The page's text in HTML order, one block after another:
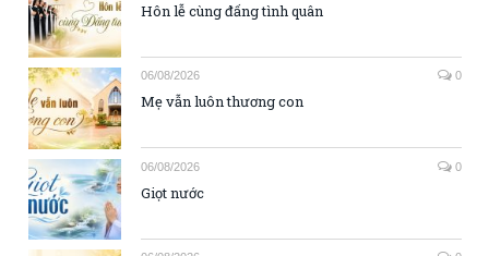
Hôn lễ cùng đấng tình quân
06/08/2026 0
Mẹ vẫn luôn thương con
06/08/2026 0
Giọt nước